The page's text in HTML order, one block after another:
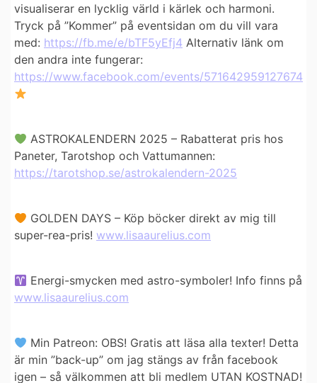
visualiserar en lycklig värld i kärlek och harmoni.
Tryck på ”Kommer” på eventsidan om du vill vara
med: https://fb.me/e/bTF5yEfj4 Alternativ länk om
den andra inte fungerar:
https://www.facebook.com/events/571642959127674
ASTROKALENDERN 2025 – Rabatterat pris hos
Paneter, Tarotshop och Vattumannen:
https://tarotshop.se/astrokalendern-2025
GOLDEN DAYS – Köp böcker direkt av mig till
super-rea-pris! www.lisaaurelius.com
Energi-smycken med astro-symboler! Info finns på
www.lisaaurelius.com
Min Patreon: OBS! Gratis att läsa alla texter! Detta
är min ”back-up” om jag stängs av från facebook
igen – så välkommen att bli medlem UTAN KOSTNAD!